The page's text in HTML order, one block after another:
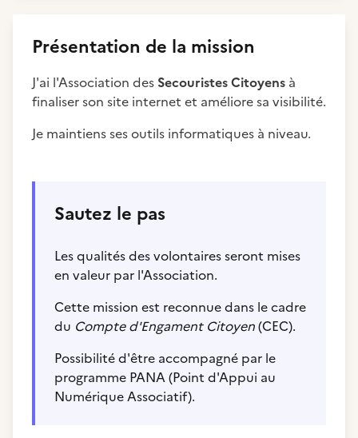
Présentation de la mission
J'ai l'Association des Secouristes Citoyens à
finaliser son site internet et améliore sa visibilité.
Je maintiens ses outils informatiques à niveau.
Sautez le pas
Les qualités des volontaires seront mises
en valeur par l'Association.
Cette mission est reconnue dans le cadre
du Compte d'Engament Citoyen(CEC).
Possibilité d'être accompagné par le
programme PANA (Point d'Appui au
Numérique Associatif).